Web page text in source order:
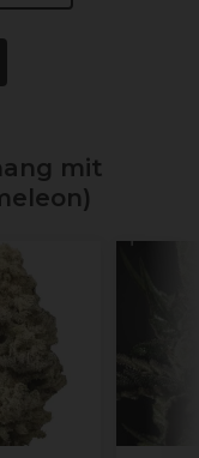
mit